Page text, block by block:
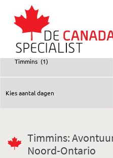
Timmins:
Noord-Ontario